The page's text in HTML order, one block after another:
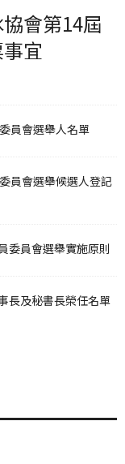
會第14屆
宜
員會選舉人名單
員會選舉候選人登記
委員會選舉實施原則
長及秘書長榮任名單